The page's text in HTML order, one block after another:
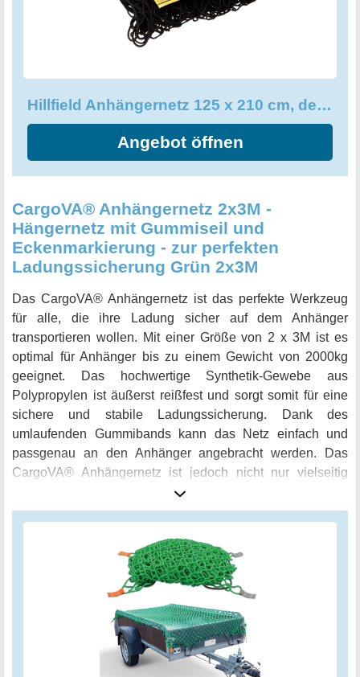
Sichern Sie sich jetzt das Hillfield Anhängernetz und
setzen Sie auf eine zuverlässige und effektive
Hillfield Anhängernetz 125 x 210 cm, dehnbar auf 200x 300 cm
Angebot öffnen
CargoVA® Anhängernetz 2x3M -
Hängernetz mit Gummiseil und
Eckenmarkierung - zur perfekten
Ladungssicherung Grün 2x3M
Das CargoVA® Anhängernetz ist das perfekte Werkzeug
für alle, die ihre Ladung sicher auf dem Anhänger
transportieren wollen. Mit einer Größe von 2 x 3M ist es
optimal für Anhänger bis zu einem Gewicht von 2000kg
geeignet. Das hochwertige Synthetik-Gewebe aus
Polypropylen ist äußerst reißfest und sorgt somit für eine
sichere und stabile Ladungssicherung. Dank des
umlaufenden Gummibands kann das Netz einfach und
passgenau an den Anhänger angebracht werden. Das
CargoVA® Anhängernetz ist jedoch nicht nur vielseitig
anwendbar, sondern auch äußerst praktisch: Mit der
orangenen Eckenmarkierung ist eine schnelle
kürzester Zeit sicher am Anhänger befestigt werden kann.
Auch wenn es nicht in Gebrauch ist, bietet es eine
hervorragende Alternative als Sandkastennetz,
Freilaufgehege für Hasen oder Balkonnetz. Schützen Sie
Ihre Ladungen und seien Sie auf der sicheren Seite mit
dem CargoVA® Anhängernetz.